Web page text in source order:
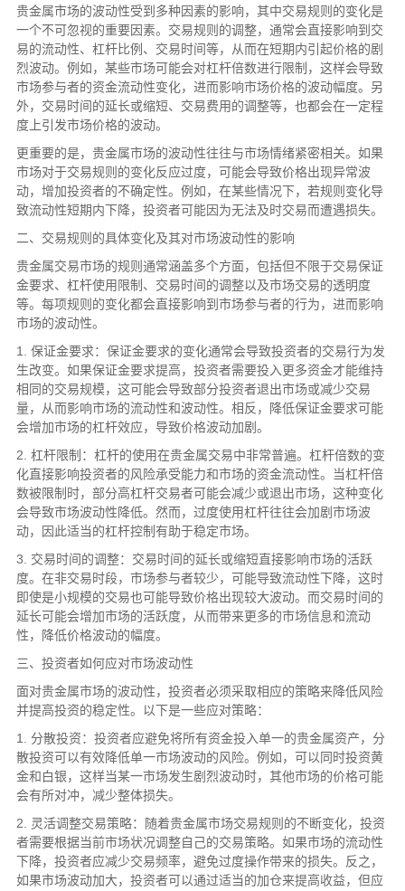
贵金属市场的波动性受到多种因素的影响，其中交易规则的变化是
一个不可忽视的重要因素。交易规则的调整，通常会直接影响到交
易的流动性、杠杆比例、交易时间等，从而在短期内引起价格的剧
烈波动。例如，某些市场可能会对杠杆倍数进行限制，这样会导致
市场参与者的资金流动性变化，进而影响市场价格的波动幅度。另
外，交易时间的延长或缩短、交易费用的调整等，也都会在一定程
度上引发市场价格的波动。
更重要的是，贵金属市场的波动性往往与市场情绪紧密相关。如果
市场对于交易规则的变化反应过度，可能会导致价格出现异常波
动，增加投资者的不确定性。例如，在某些情况下，若规则变化导
致流动性短期内下降，投资者可能因为无法及时交易而遭遇损失。
二、交易规则的具体变化及其对市场波动性的影响
贵金属交易市场的规则通常涵盖多个方面，包括但不限于交易保证
金要求、杠杆使用限制、交易时间的调整以及市场交易的透明度
等。每项规则的变化都会直接影响到市场参与者的行为，进而影响
市场的波动性。
1. 保证金要求：保证金要求的变化通常会导致投资者的交易行为发
生改变。如果保证金要求提高，投资者需要投入更多资金才能维持
相同的交易规模，这可能会导致部分投资者退出市场或减少交易
量，从而影响市场的流动性和波动性。相反，降低保证金要求可能
会增加市场的杠杆效应，导致价格波动加剧。
2. 杠杆限制：杠杆的使用在贵金属交易中非常普遍。杠杆倍数的变
化直接影响投资者的风险承受能力和市场的资金流动性。当杠杆倍
数被限制时，部分高杠杆交易者可能会减少或退出市场，这种变化
会导致市场波动性降低。然而，过度使用杠杆往往会加剧市场波
动，因此适当的杠杆控制有助于稳定市场。
3. 交易时间的调整：交易时间的延长或缩短直接影响市场的活跃
度。在非交易时段，市场参与者较少，可能导致流动性下降，这时
即使是小规模的交易也可能导致价格出现较大波动。而交易时间的
延长可能会增加市场的活跃度，从而带来更多的市场信息和流动
性，降低价格波动的幅度。
三、投资者如何应对市场波动性
面对贵金属市场的波动性，投资者必须采取相应的策略来降低风险
并提高投资的稳定性。以下是一些应对策略：
1. 分散投资：投资者应避免将所有资金投入单一的贵金属资产，分
散投资可以有效降低单一市场波动的风险。例如，可以同时投资黄
金和白银，这样当某一市场发生剧烈波动时，其他市场的价格可能
会有所对冲，减少整体损失。
2. 灵活调整交易策略：随着贵金属市场交易规则的不断变化，投资
者需要根据当前市场状况调整自己的交易策略。如果市场的流动性
下降，投资者应减少交易频率，避免过度操作带来的损失。反之，
如果市场波动加大，投资者可以通过适当的加仓来提高收益，但应